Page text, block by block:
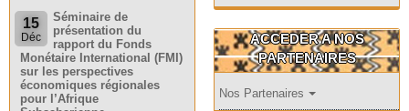
15
Déc
Séminaire de
présentation du
rapport du Fonds
Monétaire International (FMI)
sur les perspectives
économiques régionales
pour l’Afrique
ACCEDER A NOS
PARTENAIRES
Nos Partenaires